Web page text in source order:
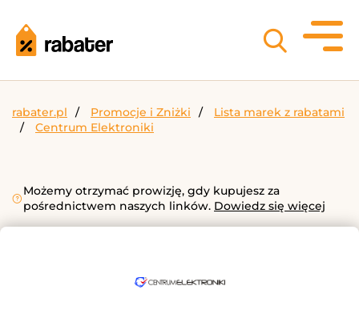
rabater.pl Promocje i Zniżki
Lista marek z rabatami
Centrum Elektroniki
Możemy otrzymać prowizję, gdy kupujesz za
pośrednictwem naszych linków. Dowiedz się więcej